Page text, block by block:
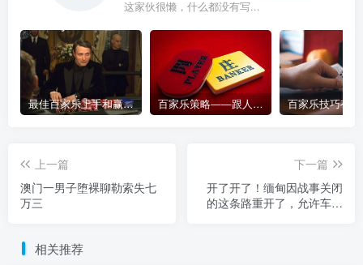
这家伙很懒，什么都没有写...
最佳百家乐上手和赢钱指南 – 终极版 百家乐策略——跟人胜过跟路
上一篇
澳门一男子堕裸聊勒索失七
万三
下一篇
开了开了！缅甸因战事关闭
的这条路重开了，允许车辆
相关推荐